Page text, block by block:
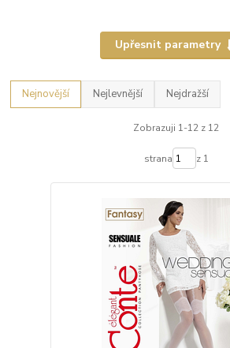
Upřesnit parametry
Nejnovější Nejlevnější Nejdražší
Zobrazuji 1-12 z 12
strana z 1